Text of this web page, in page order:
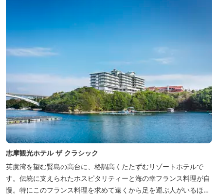
志摩観光ホテル ザ クラシック
英虞湾を望む賢島の高台に、格調高くたたずむリゾートホテルで
す。伝統に支えられたホスピタリティーと海の幸フランス料理が自
慢。特にこのフランス料理を求めて遠くから足を運ぶ人がいるほ